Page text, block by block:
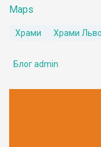
Maps
Храми Храми
Блог admin